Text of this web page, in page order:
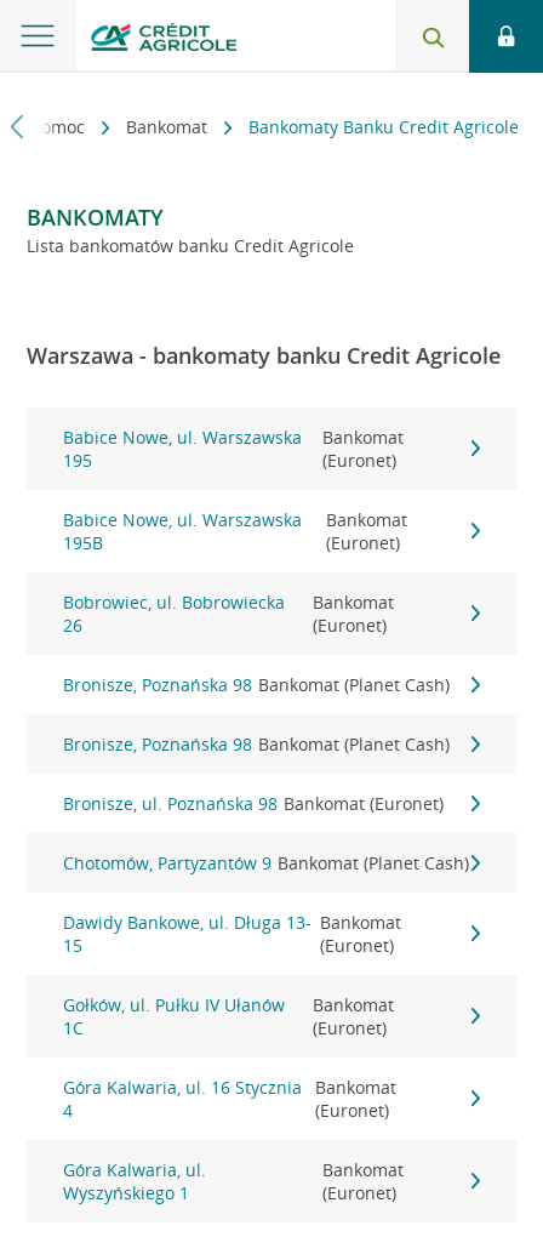
i pomoc Bankomat Bankomaty Banku Credit Agricole
BANKOMATY
Lista bankomatów banku Credit Agricole
Warszawa - bankomaty banku Credit Agricole
Babice Nowe, ul. Warszawska
195
Bankomat
(Euronet)
Babice Nowe, ul. Warszawska
195B
Bankomat
(Euronet)
Bobrowiec, ul. Bobrowiecka
26
Bankomat
(Euronet)
Bronisze, Poznańska 98 Bankomat (Planet Cash)
Bronisze, Poznańska 98 Bankomat (Planet Cash)
Bronisze, ul. Poznańska 98 Bankomat (Euronet)
Chotomów, Partyzantów 9 Bankomat (Planet Cash)
Dawidy Bankowe, ul. Długa 13-
15
Bankomat
(Euronet)
Gołków, ul. Pułku IV Ułanów
1C
Bankomat
(Euronet)
Góra Kalwaria, ul. 16 Stycznia
4
Bankomat
(Euronet)
Góra Kalwaria, ul.
Wyszyńskiego 1
Bankomat
(Euronet)